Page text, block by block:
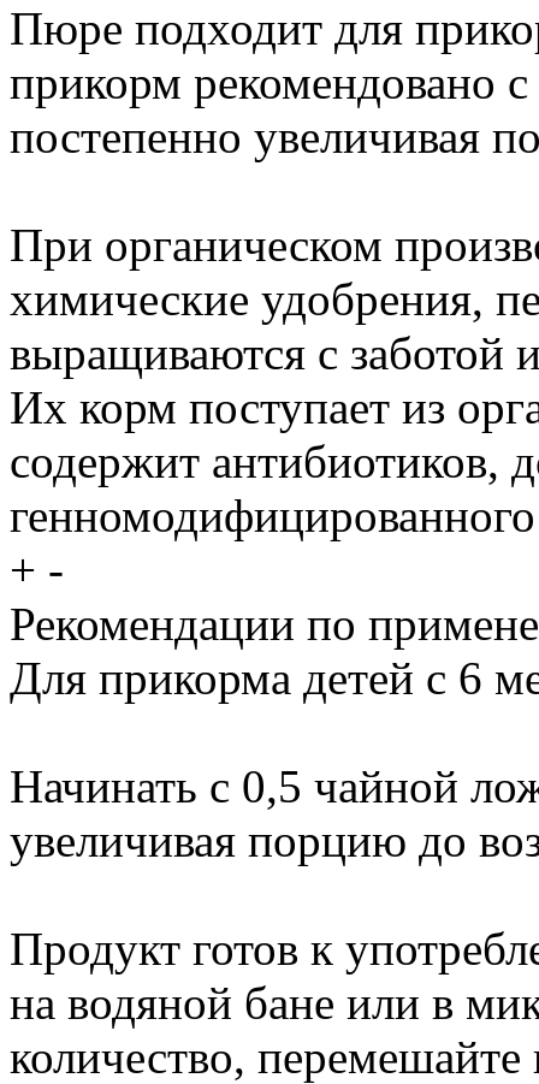
Пюре подходит для
прикорм рекомендовано
постепенно увеличивая
При органическом
химические удобрения,
выращиваются с заботой
Их корм поступает из
содержит антибиотиков,
+ -
Рекомендации по
Для прикорма детей с 6
Начинать с 0,5 чайной
увеличивая порцию до
Продукт готов к
на водяной бане или в
количество, перемешайте